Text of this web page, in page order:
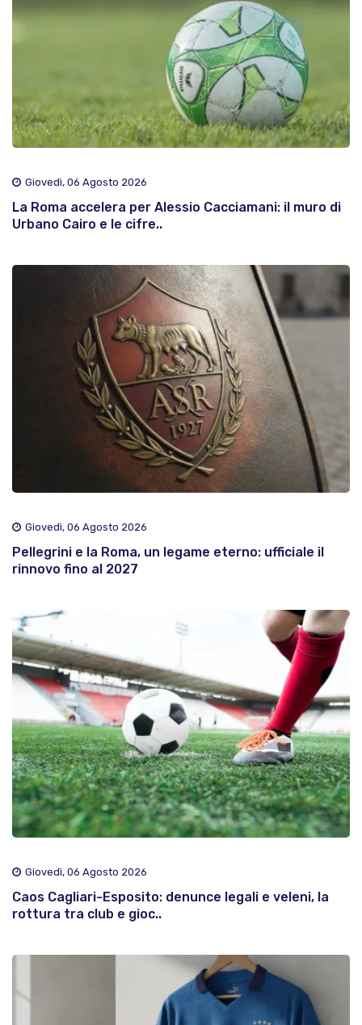
Giovedì, 06 Agosto 2026
La Roma accelera per Alessio Cacciamani: il muro di
Urbano Cairo e le cifre..
Giovedì, 06 Agosto 2026
Pellegrini e la Roma, un legame eterno: ufficiale il
rinnovo fino al 2027
Giovedì, 06 Agosto 2026
Caos Cagliari-Esposito: denunce legali e veleni, la
rottura tra club e gioc..